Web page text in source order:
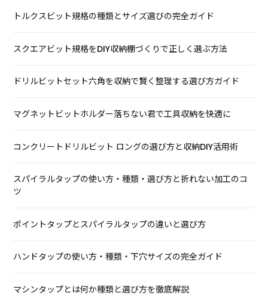
トルクスビット規格の種類とサイズ選びの完全ガイド
スクエアビット規格をDIY収納棚づくりで正しく選ぶ方法
ドリルビットセット六角を収納で賢く整理する選び方ガイド
マグネットビットホルダー落ちない君で工具収納を快適に
コンクリートドリルビット ロングの選び方と収納DIY活用術
スパイラルタップの使い方・種類・選び方と折れない加工のコ
ツ
ポイントタップとスパイラルタップの違いと選び方
ハンドタップの使い方・種類・下穴サイズの完全ガイド
マシンタップとは何か種類と選び方を徹底解説